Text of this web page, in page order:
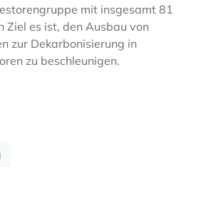
mit insgesamt 81
Ziel es ist, den Ausbau von
zur Dekarbonisierung in
zu beschleunigen.